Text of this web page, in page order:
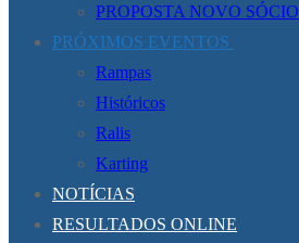
PROPOSTA NOVO SÓCIO
PRÓXIMOS EVENTOS
Rampas
Históricos
Ralis
Karting
NOTÍCIAS
RESULTADOS ONLINE